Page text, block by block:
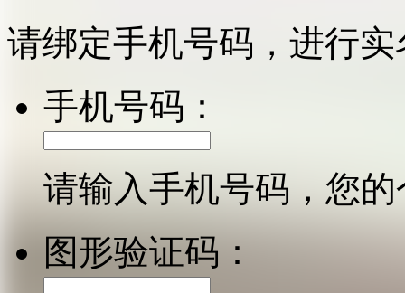
请绑定手机号码，进行
手机号码：
请输入手机号码，您
图形验证码：